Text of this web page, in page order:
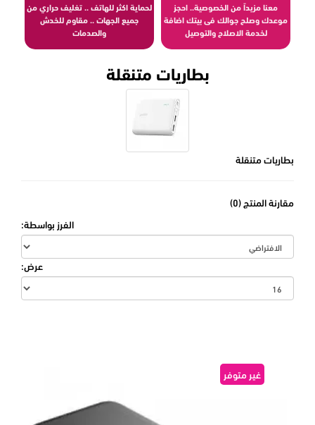
معنا مزيداً من الخصوصية.. احجز
موعدك وصلح جوالك فى بيتك اضافة
لخدمة الاصلاح والتوصيل
لحماية اكثر للهاتف .. تغليف حراري من
جميع الجهات .. مقاوم للخدش
والصدمات
بطاريات متنقلة
بطاريات متنقلة
مقارنة المنتج (0)
الفرز بواسطة:
عرض:
غير متوفر